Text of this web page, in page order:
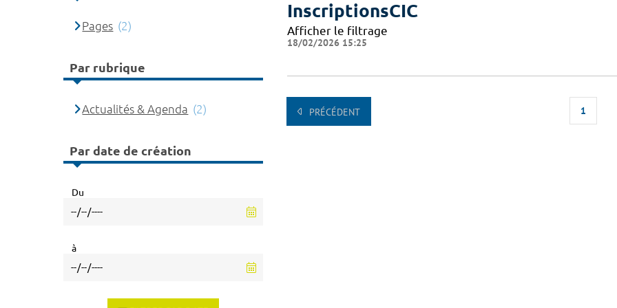
InscriptionsCIC
Afficher le filtrage
18/02/2026 15:25
PRÉCÉDENT 1
Pages (2)
Par rubrique
Actualités & Agenda (2)
Par date de création
Du
à